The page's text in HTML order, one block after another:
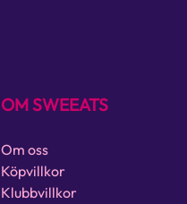
OM SWEEATS
Om oss
Köpvillkor
Klubbvillkor